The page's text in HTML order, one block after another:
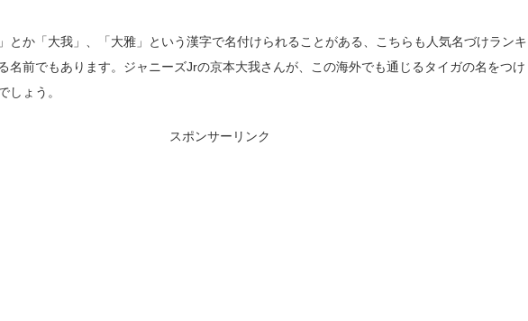
とか「大我」、「大雅」という漢字で名付けられることがある、こちらも人気名づけランキ
名前でもあります。ジャニーズJrの京本大我さんが、この海外でも通じるタイガの名をつけ
しょう。
スポンサーリンク